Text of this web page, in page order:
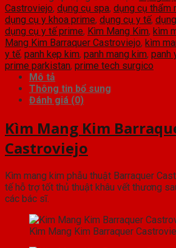
Castroviejo, dụng cụ spa, dụng cụ thẩm
dụng cụ y khoa prime, dụng cụ y tế,
dụng cụ y tế prime, Kìm Mang Kim, kìm
Mang Kim Barraquer Castroviejo, kìm
y tế, panh kẹp kim, panh mang kim, panh
prime parkistan, prime tech surgico
Mô tả
Thông tin bổ sung
Đánh giá (0)
Kìm Mang Kim
Castroviejo
Kìm mang kim phẫu thuật Barraquer
tế hỗ trợ tốt thủ thuật khâu vết thương
các bác sĩ.
Kìm Mang Kim Barraquer